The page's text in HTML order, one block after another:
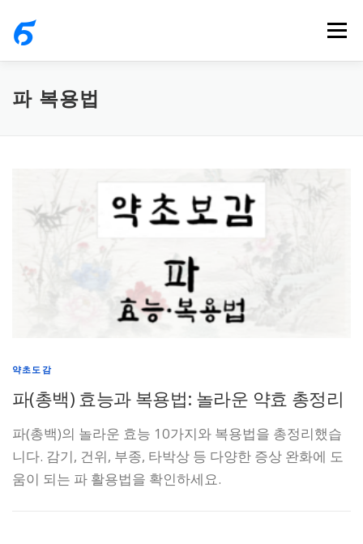
메뉴
파 복용법
약초도감
파(총백) 효능과 복용법: 놀라운 약효 총정리
파(총백)의 놀라운 효능 10가지와 복용법을 총정리했습
니다. 감기, 건위, 부종, 타박상 등 다양한 증상 완화에 도
움이 되는 파 활용법을 확인하세요.